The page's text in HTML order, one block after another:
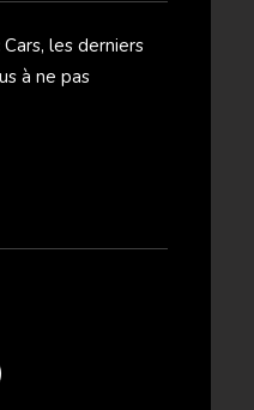
les derniers
à ne pas